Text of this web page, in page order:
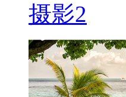
摄影2